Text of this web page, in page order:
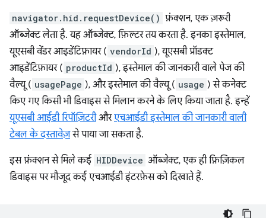
navigator.hid.requestDevice() फ़ंक्शन, एक ज़रूरी
ऑब्जेक्ट लेता है. यह ऑब्जेक्ट, फ़िल्टर तय करता है. इनका इस्तेमाल,
यूएसबी वेंडर आइडेंटिफ़ायर ( vendorId ), यूएसबी प्रॉडक्ट
आइडेंटिफ़ायर ( productId ), इस्तेमाल की जानकारी वाले पेज की
वैल्यू ( usagePage ), और इस्तेमाल की वैल्यू ( usage ) से कनेक्ट
किए गए किसी भी डिवाइस से मिलान करने के लिए किया जाता है. इन्हें
यूएसबी आईडी रिपॉज़िटरीऔरएचआईडी इस्तेमाल की जानकारी वाली
टेबल के दस्तावेज़से पाया जा सकता है.
इस फ़ंक्शन से मिले कई HIDDevice ऑब्जेक्ट, एक ही फ़िज़िकल
डिवाइस पर मौजूद कई एचआईडी इंटरफ़ेस को दिखाते हैं.